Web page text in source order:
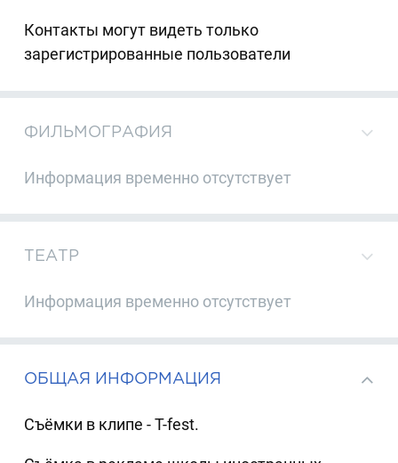
Контакты могут видеть только
зарегистрированные пользователи
ФИЛЬМОГРАФИЯ
Информация временно отсутствует
ТЕАТР
Информация временно отсутствует
ОБЩАЯ ИНФОРМАЦИЯ
Съёмки в клипе - T-fest.